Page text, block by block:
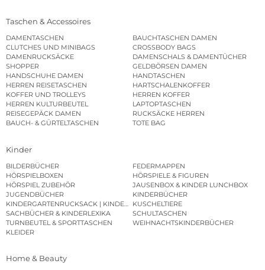
Taschen & Accessoires
DAMENTASCHEN
BAUCHTASCHEN DAMEN
CLUTCHES UND MINIBAGS
CROSSBODY BAGS
DAMENRUCKSÄCKE
DAMENSCHALS & DAMENTÜCHER
SHOPPER
GELDBÖRSEN DAMEN
HANDSCHUHE DAMEN
HANDTASCHEN
HERREN REISETASCHEN
HARTSCHALENKOFFER
KOFFER UND TROLLEYS
HERREN KOFFER
HERREN KULTURBEUTEL
LAPTOPTASCHEN
REISEGEPÄCK DAMEN
RUCKSÄCKE HERREN
BAUCH- & GÜRTELTASCHEN
TOTE BAG
Kinder
BILDERBÜCHER
FEDERMAPPEN
HÖRSPIELBOXEN
HÖRSPIELE & FIGUREN
HÖRSPIEL ZUBEHÖR
JAUSENBOX & KINDER LUNCHBOX
JUGENDBÜCHER
KINDERBÜCHER
KINDERGARTENRUCKSACK | KINDERGARTENBEUTEL
KUSCHELTIERE
SACHBÜCHER & KINDERLEXIKA
SCHULTASCHEN
TURNBEUTEL & SPORTTASCHEN
WEIHNACHTSKINDERBÜCHER
KLEIDER
Home & Beauty